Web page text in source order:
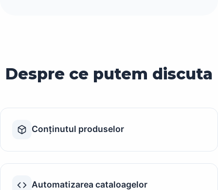
Despre ce putem discuta
Conținutul produselor
Automatizarea cataloagelor